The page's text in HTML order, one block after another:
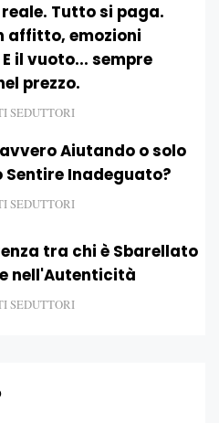
reale. Tutto si paga.
affitto, emozioni
il vuoto... sempre
prezzo.
SEDUTTORI
Aiutando o solo
Sentire Inadeguato?
SEDUTTORI
tra chi è Sbarellato
nell'Autenticità
SEDUTTORI